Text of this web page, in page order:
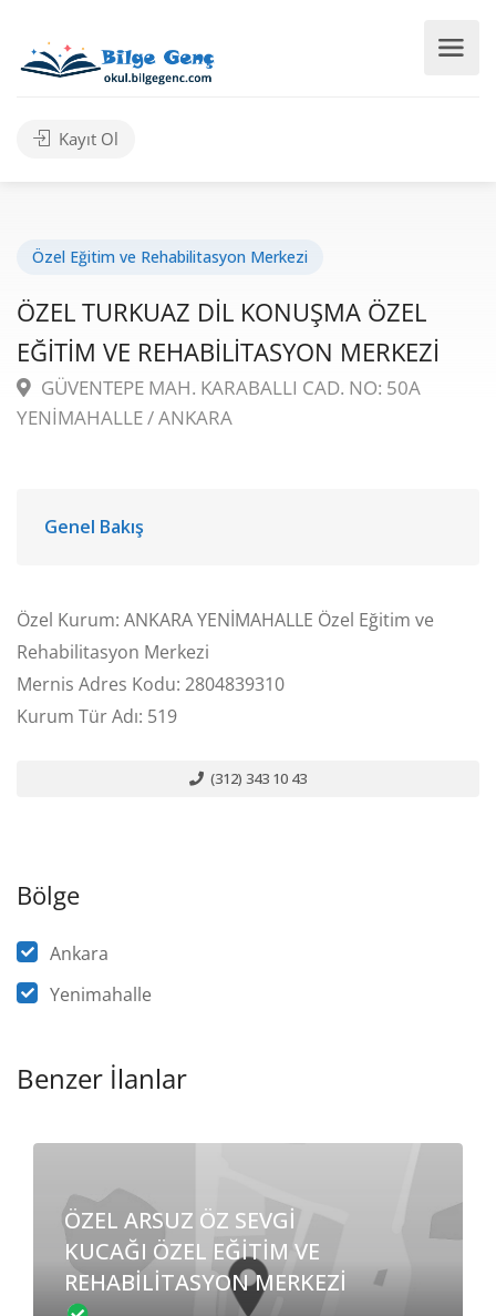
Kayıt Ol
Özel Eğitim ve Rehabilitasyon Merkezi
ÖZEL TURKUAZ DİL KONUŞMA ÖZEL
EĞİTİM VE REHABİLİTASYON MERKEZİ
GÜVENTEPE MAH. KARABALLI CAD. NO: 50A
YENİMAHALLE / ANKARA
Genel Bakış
Özel Kurum: ANKARA YENİMAHALLE Özel Eğitim ve
Rehabilitasyon Merkezi
Mernis Adres Kodu: 2804839310
Kurum Tür Adı: 519
(312) 343 10 43
Bölge
Ankara
Yenimahalle
Benzer İlanlar
ÖZEL ARSUZ ÖZ SEVGİ
KUCAĞI ÖZEL EĞİTİM VE
REHABİLİTASYON MERKEZİ